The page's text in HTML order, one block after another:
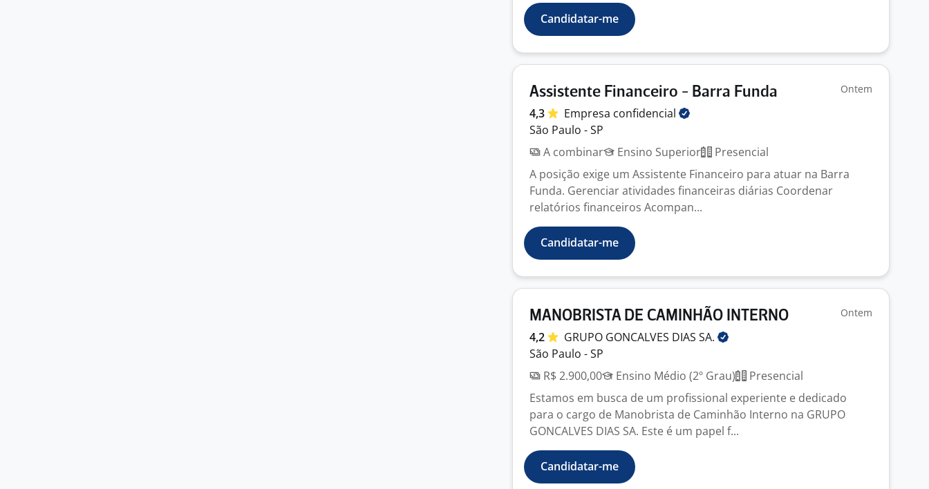
Candidatar-me
Assistente Financeiro - Barra Funda Ontem
4,3 Empresa confidencial
São Paulo - SP
A combinar
Ensino Superior
Presencial
A posição exige um Assistente Financeiro para atuar na Barra
Funda. Gerenciar atividades financeiras diárias Coordenar
relatórios financeiros Acompan...
Candidatar-me
MANOBRISTA DE CAMINHÃO INTERNO Ontem
4,2 GRUPO GONCALVES DIAS SA.
São Paulo - SP
R$ 2.900,00
Ensino Médio (2º Grau)
Presencial
Estamos em busca de um profissional experiente e dedicado
para o cargo de Manobrista de Caminhão Interno na GRUPO
GONCALVES DIAS SA. Este é um papel f...
Candidatar-me